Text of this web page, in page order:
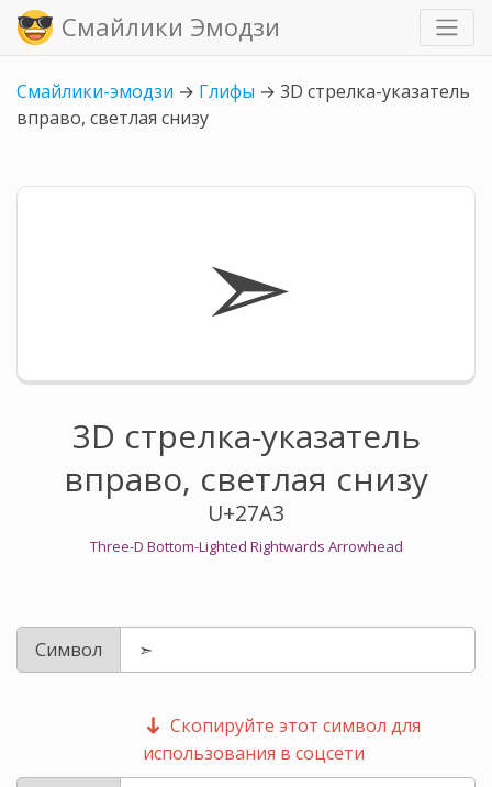
Смайлики Эмодзи
Смайлики-эмодзи → Глифы → 3D стрелка-указатель
вправо, светлая снизу
➣
3D стрелка-указатель
вправо, светлая снизу
U+27A3
Three-D Bottom-Lighted Rightwards Arrowhead
Символ
Скопируйте этот символ для
использования в соцсети